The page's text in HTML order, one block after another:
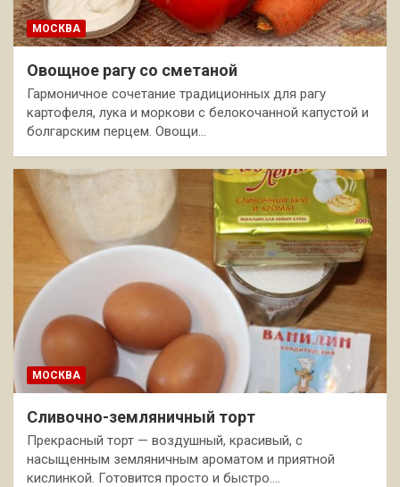
МОСКВА
Овощное рагу со сметаной
Гармоничное сочетание традиционных для рагу
картофеля, лука и моркови с белокочанной капустой и
болгарским перцем. Овощи…
МОСКВА
Сливочно-земляничный торт
Прекрасный торт — воздушный, красивый, с
насыщенным земляничным ароматом и приятной
кислинкой. Готовится просто и быстро.…